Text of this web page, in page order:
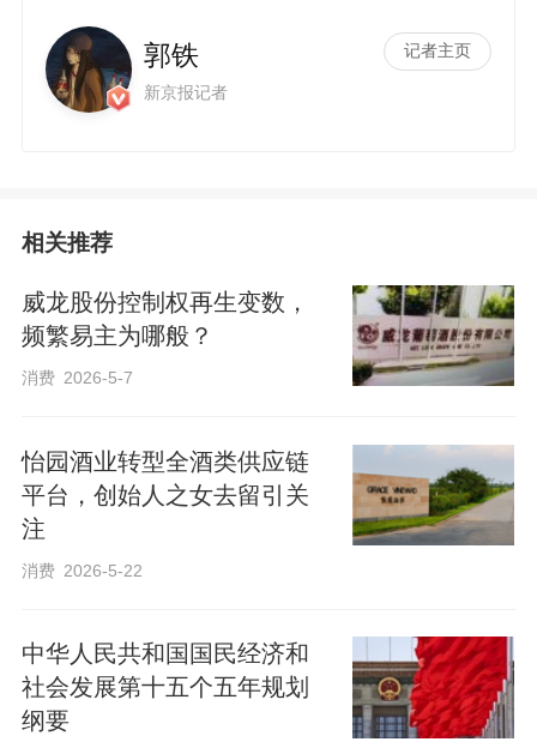
郭铁
新京报记者
记者主页
相关推荐
威龙股份控制权再生变数，
频繁易主为哪般？
消费 2026-5-7
怡园酒业转型全酒类供应链
平台，创始人之女去留引关
注
消费 2026-5-22
中华人民共和国国民经济和
社会发展第十五个五年规划
纲要